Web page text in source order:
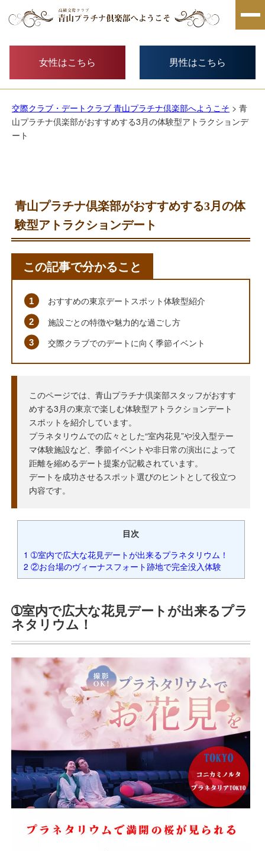
女性はこちら 男性はこちら
交際クラブ・デートクラブ 青山プラチナ倶楽部へようこそ > 青
山プラチナ倶楽部がおすすめする3月の体験型アトラクションデ
ート
青山プラチナ倶楽部がおすすめする3月の体
験型アトラクションデート
この記事で分かること
おすすめの東京デートスポット体験型紹介
施設ごとの特徴や魅力的な過ごし方
交際クラブでのデートに向く季節イベント
このページでは、青山プラチナ倶楽部スタッフがおすす
めする3月の東京で楽しむ体験型アトラクションデート
スポットを紹介しています。
プラネタリウムでの広々とした“室内花見”や没入型テー
マ体験施設など、季節イベントや非日常の演出によって
距離を縮めるデート提案が記載されています。
デートを成功させるスポット選びのヒントとして役立つ
内容です。
目次
1 ➀室内で広大な花見デートが出来るプラネタリウム！
2 ②お台場のヴィーナスフォート跡地で完全没入体験
➀室内で広大な花見デートが出来るプラ
ネタリウム！